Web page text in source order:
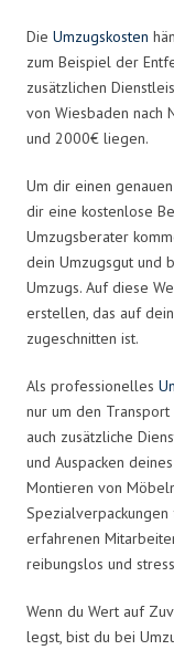
Die Umzugskosten
zum Beispiel der
zusätzlichen
von Wiesbaden nach
und 2000€ liegen.
Um dir einen
dir eine kostenlose
Umzugsberater
dein Umzugsgut und
Umzugs. Auf diese
erstellen, das auf
zugeschnitten ist.
Als professionelles
nur um den
auch zusätzliche
und Auspacken
Montieren von
erfahrenen
reibungslos und
Wenn du Wert auf
legst, bist du bei